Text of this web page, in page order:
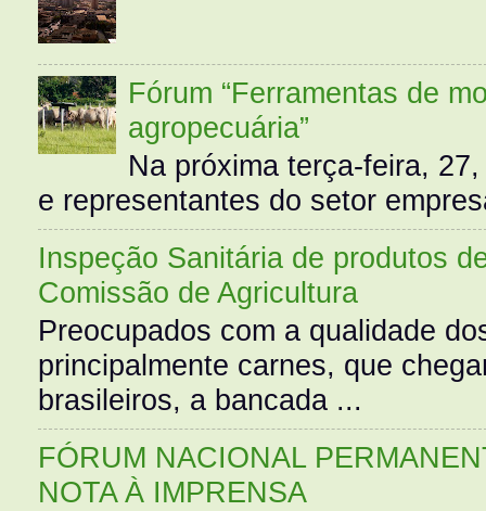
Fórum “Ferramentas de
agropecuária”
Na próxima terça-feira,
e representantes do setor
Inspeção Sanitária de produtos
Comissão de Agricultura
Preocupados com a qualidade
principalmente carnes, que
brasileiros, a bancada ...
FÓRUM NACIONAL
NOTA À IMPRENSA